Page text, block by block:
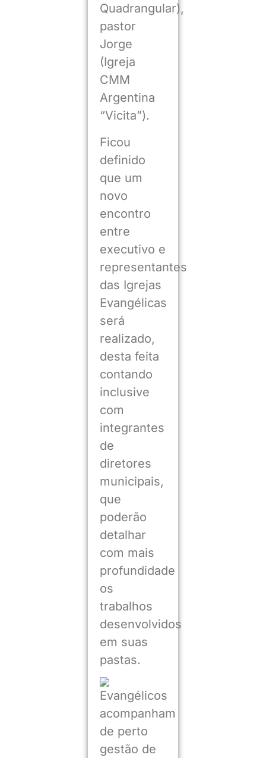
Quadrangular),
pastor
Jorge
(Igreja
CMM
Argentina
“Vicita”).
Ficou
definido
que um
novo
encontro
entre
executivo e
representantes
das Igrejas
Evangélicas
será
realizado,
desta feita
contando
inclusive
com
integrantes
de
diretores
municipais,
que
poderão
detalhar
com mais
profundidade
os
trabalhos
desenvolvidos
em suas
pastas.